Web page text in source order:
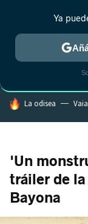
MENÚ
HOY SE HABLA DE
La odisea
'Un
tráiler de
Bayona
Ya